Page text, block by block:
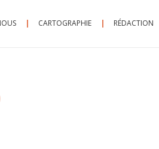
CARTOGRAPHIE RÉDACTION